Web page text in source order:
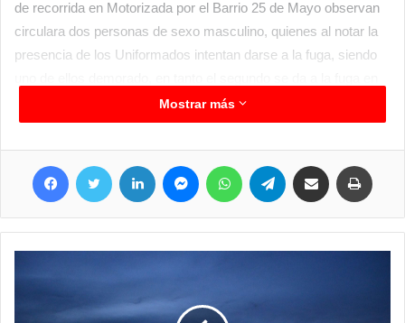
de recorrida en Motorizada por el Barrio 25 de Mayo observan
circulara dos personas de sexo masculino, quienes al notar la
presencia de los Uniformados intentan darse a la fuga, siendo
zona descampada; identificado este individuo resulta ser de
nacionalidad argentino, domiciliado en el Barrio 25 de Mayo de
esta ciudad, quien al cacheo de seguridad entre sus prendas de
vestir (02) armas blancas, uno de ellos de unos 25 centímetros
de largo, con mango de material plástico de color rojo y el otro
de 30 centímetros, con mango de material metálico.
en sede policial a disposición del Juzgado en turno.
Mostrar más
Facebook Twitter LinkedIn MessengerWhatsApp Telegram Compartir por correo electrónico